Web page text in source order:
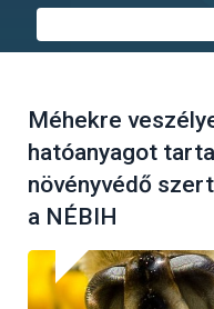
Méhekre
hatóanyagot
növényvédő
a NÉBIH